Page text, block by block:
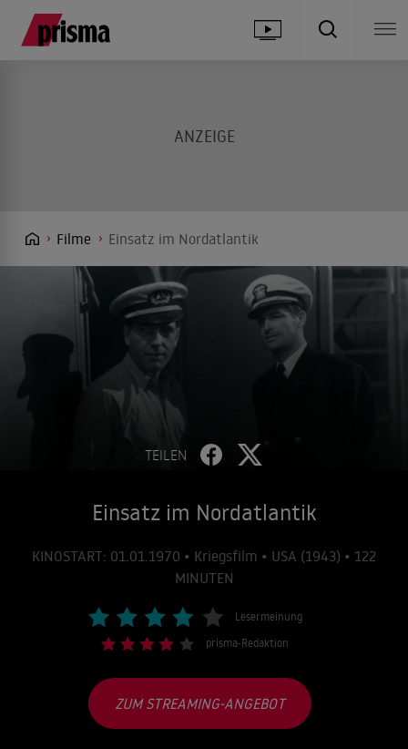
Filme Einsatz im Nordatlantik
TEILEN
Einsatz im Nordatlantik
KINOSTART: 01.01.1970 • Kriegsfilm • USA (1943) • 122
MINUTEN
Lesermeinung
prisma-Redaktion
ZUM STREAMING-ANGEBOT